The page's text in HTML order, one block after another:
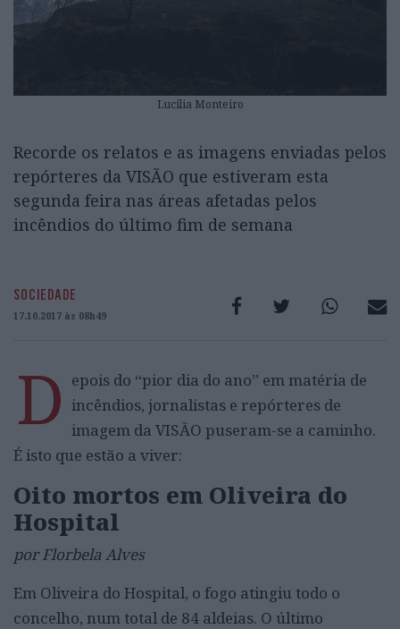
Lucilia Monteiro
Recorde os relatos e as imagens enviadas pelos
repórteres da VISÃO que estiveram esta
segunda feira nas áreas afetadas pelos
incêndios do último fim de semana
SOCIEDADE
17.10.2017 às 08h49
D epois do “pior dia do ano” em matéria de
incêndios, jornalistas e repórteres de
imagem da VISÃO puseram-se a caminho.
É isto que estão a viver:
Oito mortos em Oliveira do
Hospital
por Florbela Alves
Em Oliveira do Hospital, o fogo atingiu todo o
concelho, num total de 84 aldeias. O último